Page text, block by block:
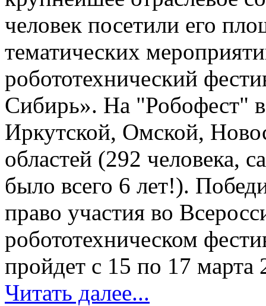
человек посетили его
тематических
робототехнический
Сибирь». На "Робофест"
Иркутской, Омской,
областей (292 человека,
было всего 6 лет!).
право участия во
робототехническом
пройдет с 15 по 17 марта
Читать далее...